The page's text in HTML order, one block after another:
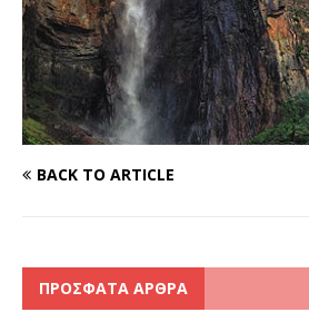
BACK TO ARTICLE
ΠΡΌΣΦΑΤΑ ΆΡΘΡΑ